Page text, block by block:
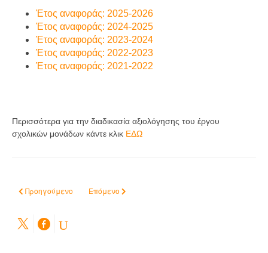
Έτος αναφοράς: 2025-2026
Έτος αναφοράς: 2024-2025
Έτος αναφοράς: 2023-2024
Έτος αναφοράς: 2022-2023
Έτος αναφοράς: 2021-2022
Περισσότερα για την διαδικασία αξιολόγησης του έργου
σχολικών μονάδων κάντε κλικ ΕΔΩ
Προηγούμενο άρθρο: Εορτασμός επετείου 25ης Μαρτίου (σχ. έτος
Προηγούμενο Επόμενο άρθρο: Χρήσιμα έντυπα
Επόμενο